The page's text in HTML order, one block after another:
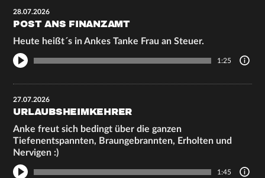
28.07.2026
POST ANS FINANZAMT
Heute heißt´s in Ankes Tanke Frau an Steuer.
1:25
27.07.2026
URLAUBSHEIMKEHRER
Anke freut sich bedingt über die ganzen
Tiefenentspannten, Braungebrannten, Erholten und
Nervigen :)
1:45